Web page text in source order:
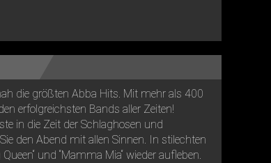
die größten Abba Hits. Mit mehr als 400
erfolgreichsten Bands aller Zeiten!
in die Zeit der Schlaghosen und
den Abend mit allen Sinnen. In stilechten
und “Mamma Mia“ wieder aufleben.